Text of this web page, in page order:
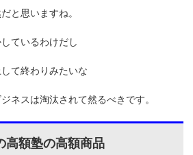
と思いますね。
ているわけだし
て終わりみたいな
ネスは淘汰されて然るべきです。
高額塾の高額商品